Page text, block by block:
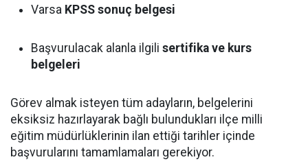
Varsa KPSS sonuç belgesi
Başvurulacak alanla ilgili sertifika ve kurs
belgeleri
Görev almak isteyen tüm adayların, belgelerini
eksiksiz hazırlayarak bağlı bulundukları ilçe milli
eğitim müdürlüklerinin ilan ettiği tarihler içinde
başvurularını tamamlamaları gerekiyor.